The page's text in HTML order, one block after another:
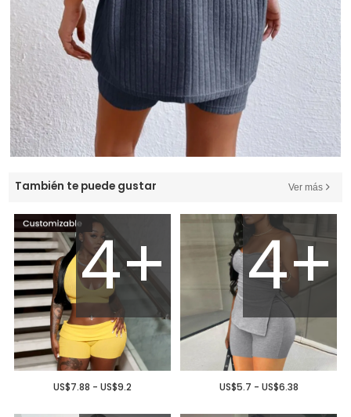
También te puede gustar Ver más
4+
US$7.88 - US$9.2
4+
US$5.7 - US$6.38